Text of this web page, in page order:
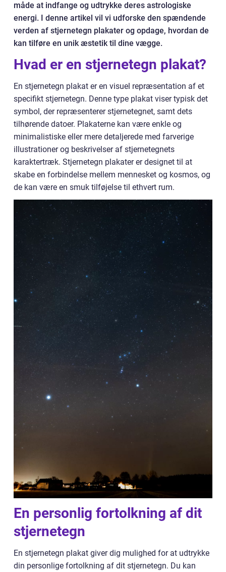
måde at indfange og udtrykke deres astrologiske
energi. I denne artikel vil vi udforske den spændende
verden af stjernetegn plakater og opdage, hvordan de
kan tilføre en unik æstetik til dine vægge.
Hvad er en stjernetegn plakat?
En stjernetegn plakat er en visuel repræsentation af et
specifikt stjernetegn. Denne type plakat viser typisk det
symbol, der repræsenterer stjernetegnet, samt dets
tilhørende datoer. Plakaterne kan være enkle og
minimalistiske eller mere detaljerede med farverige
illustrationer og beskrivelser af stjernetegnets
karaktertræk. Stjernetegn plakater er designet til at
skabe en forbindelse mellem mennesket og kosmos, og
de kan være en smuk tilføjelse til ethvert rum.
En personlig fortolkning af dit
stjernetegn
En stjernetegn plakat giver dig mulighed for at udtrykke
din personlige fortolkning af dit stjernetegn. Du kan